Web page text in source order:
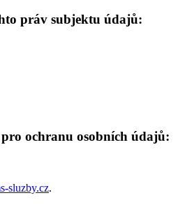
práv subjektu údajů:
ochranu osobních údajů:
sluzby.cz.